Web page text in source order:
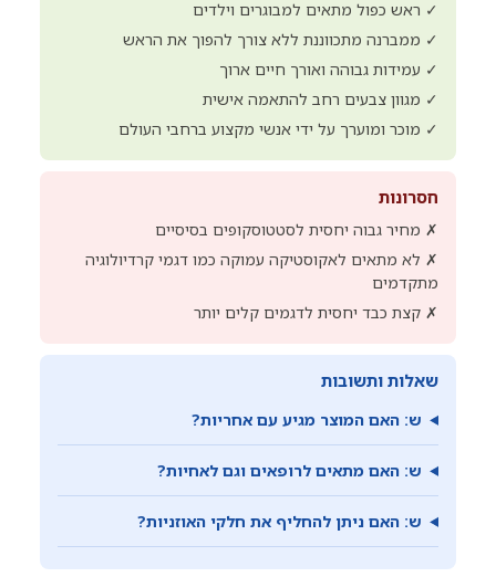
✓ ראש כפול מתאים למבוגרים וילדים
✓ ממברנה מתכווננת ללא צורך להפוך את הראש
✓ עמידות גבוהה ואורך חיים ארוך
✓ מגוון צבעים רחב להתאמה אישית
✓ מוכר ומוערך על ידי אנשי מקצוע ברחבי העולם
חסרונות
✗ מחיר גבוה יחסית לסטטוסקופים בסיסיים
✗ לא מתאים לאקוסטיקה עמוקה כמו דגמי קרדיולוגיה
מתקדמים
✗ קצת כבד יחסית לדגמים קלים יותר
שאלות ותשובות
ש: האם המוצר מגיע עם אחריות?
ש: האם מתאים לרופאים וגם לאחיות?
ש: האם ניתן להחליף את חלקי האוזניות?